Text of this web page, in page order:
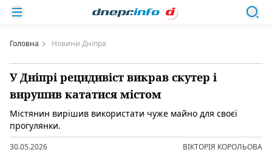
Головна Новини Дніпра
У Дніпрі рецидивіст викрав скутер і
вирушив кататися містом
Містянин вирішив використати чуже майно для своєї
прогулянки.
30.05.2026 ВІКТОРІЯ КОРОЛЬОВА